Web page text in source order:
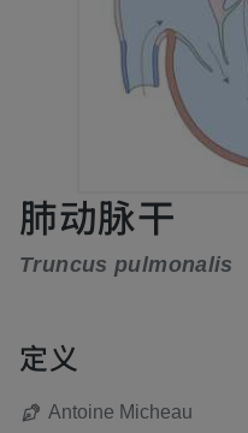
肺动脉干
Truncus pulmonalis
定义
Antoine Micheau